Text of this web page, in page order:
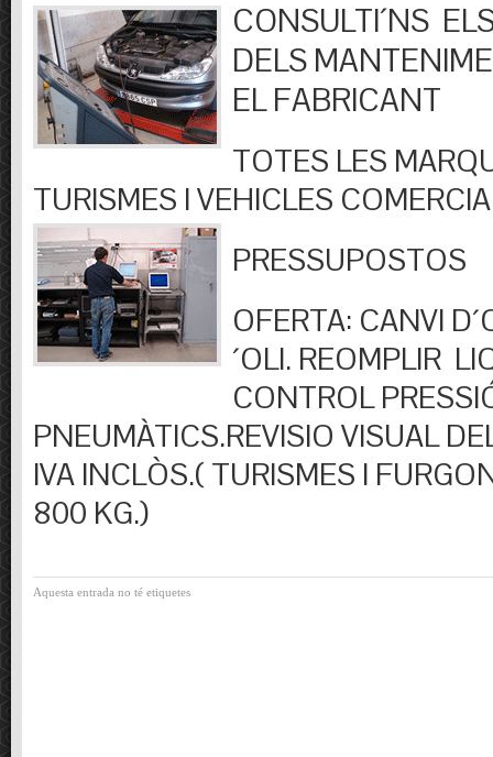
CONSULTI´NS
DELS
EL FABRICANT
TOTES LES
TURISMES I VEHICLES
PRESSUPOSTOS
OFERTA: CANVI
´OLI. REOMPLIR
CONTROL
PNEUMÀTICS.REVISIO VISUAL
IVA INCLÒS.( TURISMES I
800 KG.)
Aquesta entrada no té etiquetes